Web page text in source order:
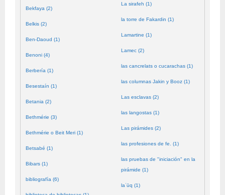
Bekfaya (2)
Belkis (2)
Ben-Daoud (1)
Benoni (4)
Berbería (1)
Besestaín (1)
Betania (2)
Bethmérie (3)
Bethmérie o Beit Meri (1)
Betsabé (1)
Bibars (1)
bibliografía (6)
La sirafeh (1)
la torre de Fakardin (1)
Lamartine (1)
Lamec (2)
las cancrelats o cucarachas (1)
las columnas Jakin y Booz (1)
Las esclavas (2)
las langostas (1)
Las pirámides (2)
las profesiones de fe. (1)
las pruebas de "iniciación" en la
pirámide (1)
laʿūq (1)